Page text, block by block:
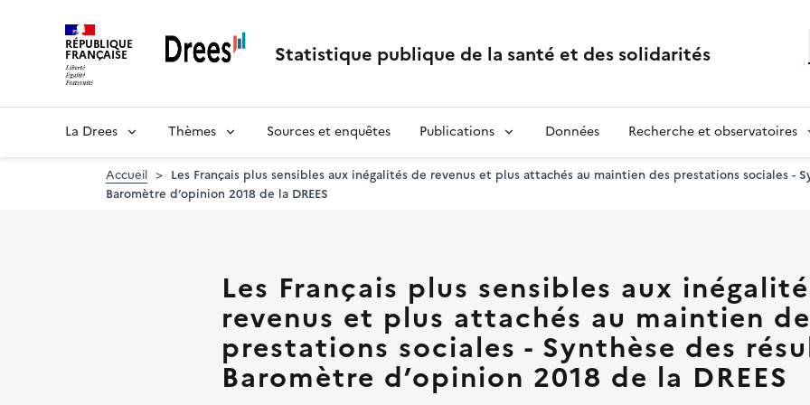
RÉPUBLIQUE
FRANÇAISE Statistique publique de la santé et des solidarités
La Drees Thèmes Sources et enquêtes Publications Données Recherche et observatoires
Accueil
Les Français plus sensibles aux inégalités de revenus et plus attachés au maintien des prestations sociales -
Baromètre d’opinion 2018 de la DREES
Les Français plus sensibles aux
revenus et plus attachés au maintien
prestations sociales - Synthèse des
Baromètre d’opinion 2018 de la DREES